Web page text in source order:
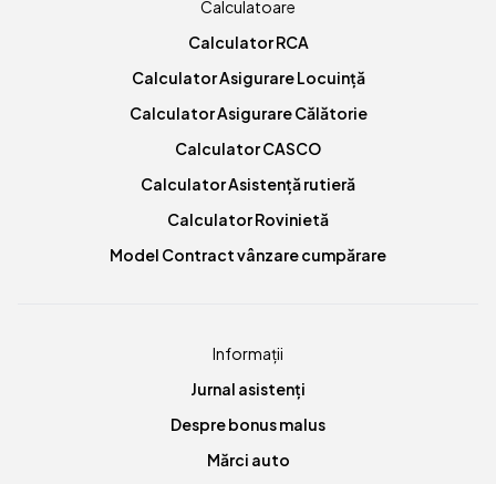
Calculatoare
Calculator RCA
Calculator Asigurare Locuință
Calculator Asigurare Călătorie
Calculator CASCO
Calculator Asistență rutieră
Calculator Rovinietă
Model Contract vânzare cumpărare
Informații
Jurnal asistenți
Despre bonus malus
Mărci auto